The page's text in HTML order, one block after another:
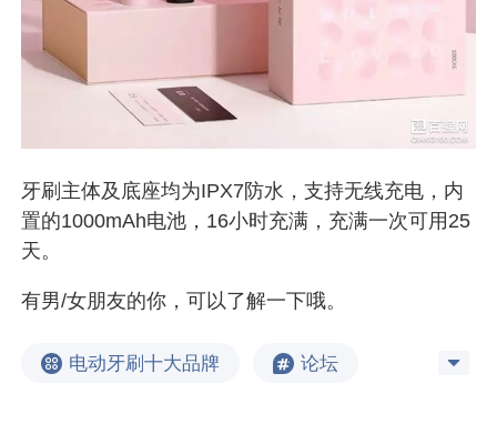
牙刷主体及底座均为IPX7防水，支持无线充电，内
置的1000mAh电池，16小时充满，充满一次可用25
天。
有男/女朋友的你，可以了解一下哦。
电动牙刷十大品牌 论坛